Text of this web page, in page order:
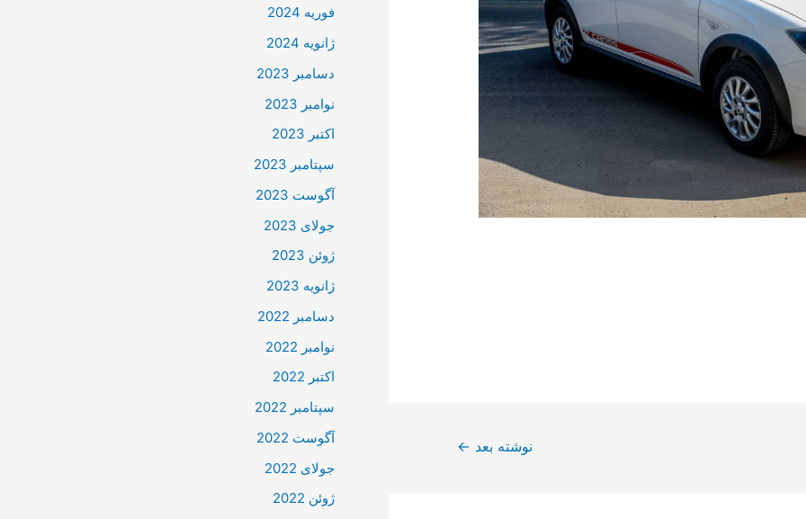
نوشته بعد ←
فوریه 2024
ژانویه 2024
دسامبر 2023
نوامبر 2023
اکتبر 2023
سپتامبر 2023
آگوست 2023
جولای 2023
ژوئن 2023
ژانویه 2023
دسامبر 2022
نوامبر 2022
اکتبر 2022
سپتامبر 2022
آگوست 2022
جولای 2022
ژوئن 2022